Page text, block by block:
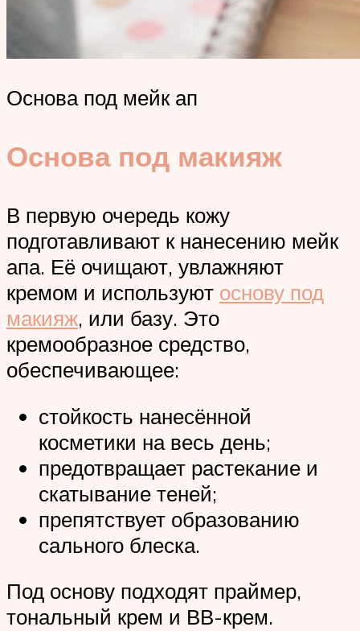
Основа под мейк ап
Основа под макияж
В первую очередь кожу
подготавливают к нанесению мейк
апа. Её очищают, увлажняют
кремом и используют основу под
макияж, или базу. Это
кремообразное средство,
обеспечивающее:
стойкость нанесённой
косметики на весь день;
предотвращает растекание и
скатывание теней;
препятствует образованию
сального блеска.
Под основу подходят праймер,
тональный крем и ВВ-крем.